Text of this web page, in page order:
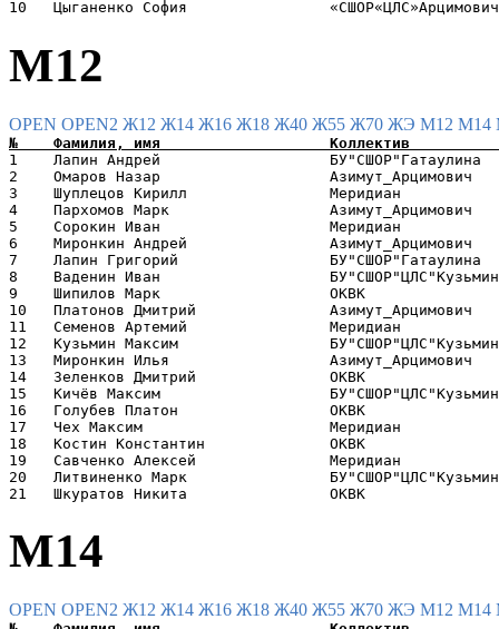
М12
OPEN OPEN2 Ж12 Ж14 Ж16 Ж18 Ж40 Ж55 Ж70 ЖЭ М12 М14
1    Лапин Андрей
2    Омаров Назар
3    Шуплецов Кирилл                Меридиан
4    Пархомов Марк
5    Сорокин Иван                   Меридиан
6    Миронкин Андрей
7    Лапин Григорий
8    Ваденин Иван
9    Шипилов Марк                   ОКВК
10   Платонов Дмитрий
11   Семенов Артемий                Меридиан
12   Кузьмин Максим
13   Миронкин Илья
14   Зеленков Дмитрий               ОКВК
15   Кичёв Максим
16   Голубев Платон                 ОКВК
17   Чех Максим                     Меридиан
18   Костин Константин              ОКВК
19   Савченко Алексей               Меридиан
20   Литвиненко Марк
М14
OPEN OPEN2 Ж12 Ж14 Ж16 Ж18 Ж40 Ж55 Ж70 ЖЭ М12 М14